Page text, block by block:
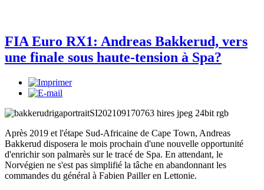
FIA Euro RX1: Andreas Bakkerud, vers
une finale sous haute-tension à Spa?
Après 2019 et l'étape Sud-Africaine de Cape Town, Andreas
Bakkerud disposera le mois prochain d'une nouvelle opportunité
d'enrichir son palmarès sur le tracé de Spa. En attendant, le
Norvégien ne s'est pas simplifié la tâche en abandonnant les
commandes du général à Fabien Pailler en Lettonie.